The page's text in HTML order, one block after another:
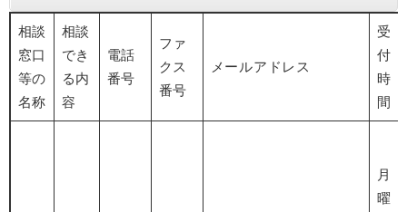
相談
窓口
等の
名称
相談
でき
る内
容
電話
番号
ファ
クス
番号
メールアドレス
受
付
時
間
月
曜